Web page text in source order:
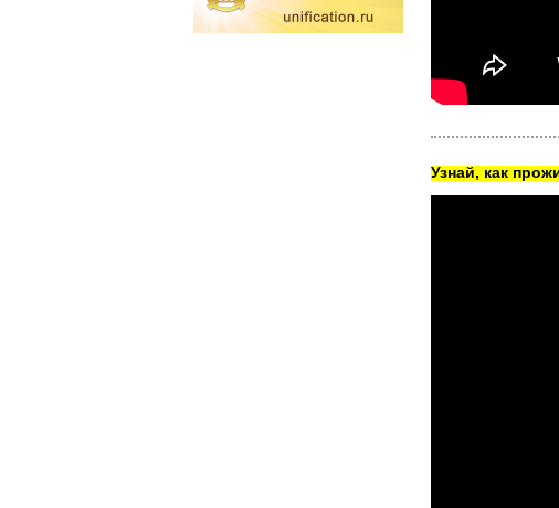
Узнай, как